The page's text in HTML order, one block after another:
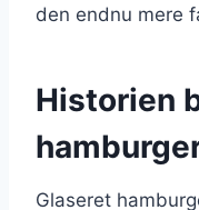
den endnu mere
Historien
Glaseret